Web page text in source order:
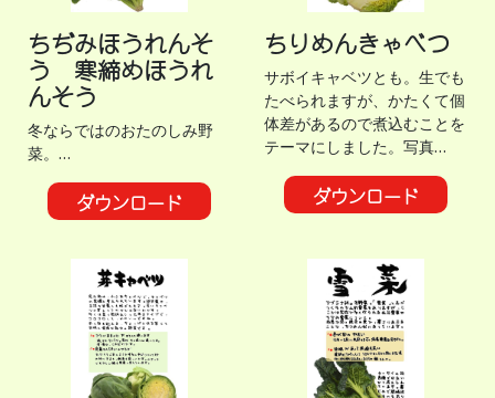
ちぢみほうれんそ
う 寒締めほうれ
んそう
冬ならではのおたのしみ野
菜。…
ダウンロード
ちりめんきゃべつ
サボイキャベツとも。生でも
たべられますが、かたくて個
体差があるので煮込むことを
テーマにしました。写真…
ダウンロード